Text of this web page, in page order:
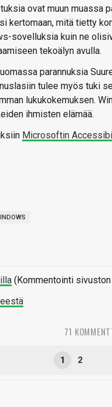
ovat muun muassa
kertomaan, mitä tietty
sovelluksia kuin ne
tekoälyn avulla.
parannuksia
tulee myös tuki
lukukokemuksen.
ihmisten elämää.
Microsoftin
(Kommentointi
71
1 2